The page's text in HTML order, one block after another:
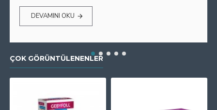
DEVAMINI OKU
ÇOK GÖRÜNTÜLENENLER